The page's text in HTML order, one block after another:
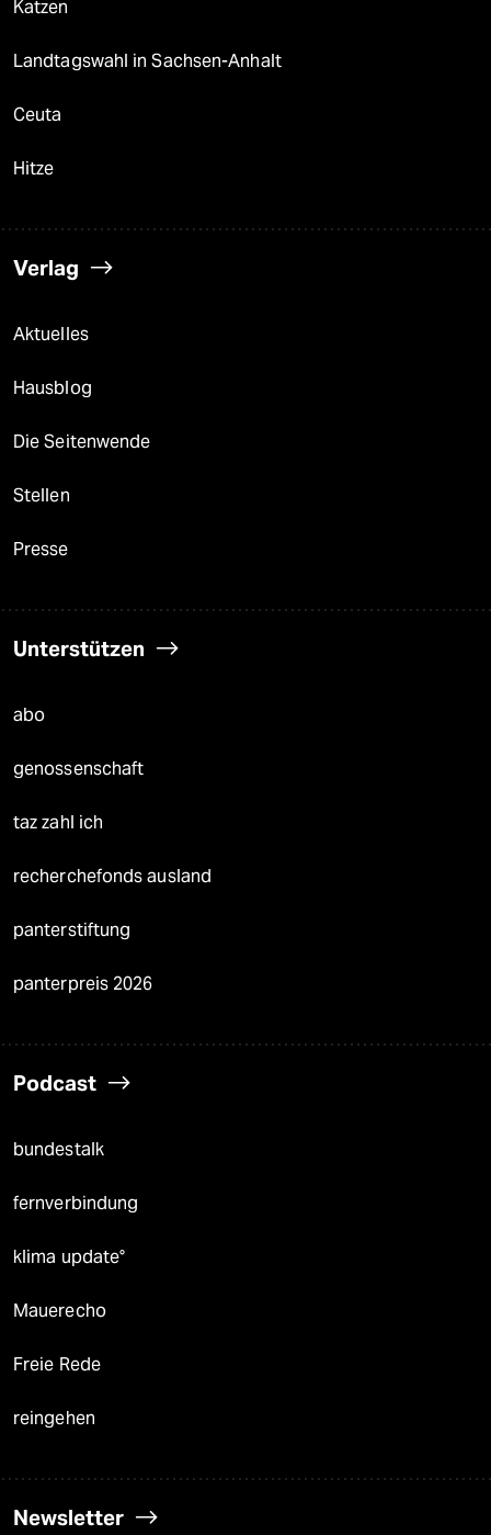
Katzen
Landtagswahl in Sachsen-Anhalt
Ceuta
Hitze
Verlag
Aktuelles
Hausblog
Die Seitenwende
Stellen
Presse
Unterstützen
abo
genossenschaft
taz zahl ich
recherchefonds ausland
panterstiftung
panterpreis 2026
Podcast
bundestalk
fernverbindung
klima update°
Mauerecho
Freie Rede
reingehen
Newsletter